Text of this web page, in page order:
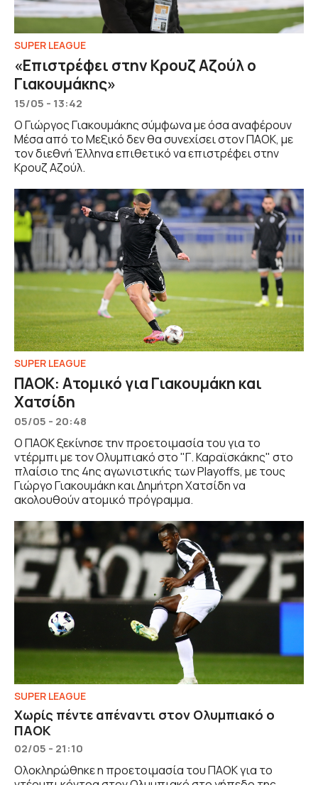
SUPER LEAGUE
«Επιστρέφει στην Κρουζ Αζούλ ο
Γιακουμάκης»
15/05 - 13:42
Ο Γιώργος Γιακουμάκης σύμφωνα με όσα αναφέρουν
Μέσα από το Μεξικό δεν θα συνεχίσει στον ΠΑΟΚ, με
τον διεθνή Έλληνα επιθετικό να επιστρέφει στην
Κρουζ Αζούλ.
SUPER LEAGUE
ΠΑΟΚ: Ατομικό για Γιακουμάκη και
Χατσίδη
05/05 - 20:48
Ο ΠΑΟΚ ξεκίνησε την προετοιμασία του για το
ντέρμπι με τον Ολυμπιακό στο "Γ. Καραϊσκάκης" στο
πλαίσιο της 4ης αγωνιστικής των Playoffs, με τους
Γιώργο Γιακουμάκη και Δημήτρη Χατσίδη να
ακολουθούν ατομικό πρόγραμμα.
SUPER LEAGUE
Χωρίς πέντε απέναντι στον Ολυμπιακό ο
ΠΑΟΚ
02/05 - 21:10
Ολοκληρώθηκε η προετοιμασία του ΠΑΟΚ για το